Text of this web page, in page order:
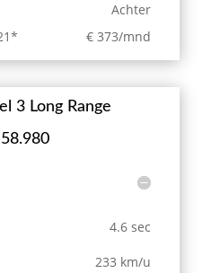
Achter
€ 373/mnd
3 Long Range
4.6 sec
233 km/u